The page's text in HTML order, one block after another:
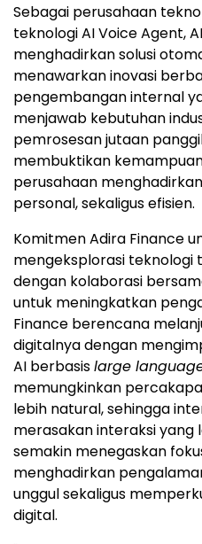
Sebagai perusahaan
teknologi AI Voice Agent,
menghadirkan solusi
menawarkan inovasi
pengembangan internal
menjawab kebutuhan
pemrosesan jutaan
membuktikan
perusahaan
personal, sekaligus efisien.
Komitmen Adira Finance
mengeksplorasi teknologi
dengan kolaborasi
untuk meningkatkan
Finance berencana
digitalnya dengan
AI berbasislarge
memungkinkan
lebih natural, sehingga
merasakan interaksi yang
semakin menegaskan
menghadirkan
unggul sekaligus
digital.